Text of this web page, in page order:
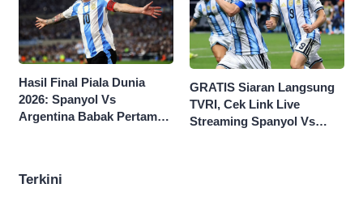
Hasil Final Piala Dunia
2026: Spanyol Vs
Argentina Babak Pertama
GRATIS Siaran Langsung
TVRI, Cek Link Live
Streaming Spanyol Vs
Terkini